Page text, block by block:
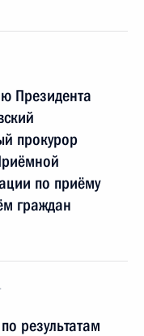
Президента
прокурор
по приёму
граждан
результатам